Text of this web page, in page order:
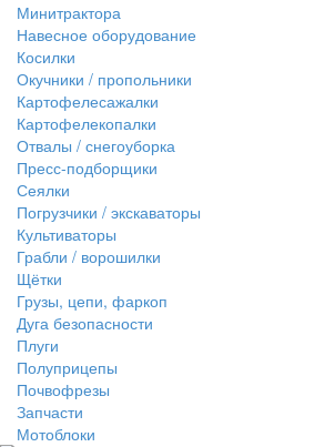
Минитрактора
Навесное оборудование
Косилки
Окучники / пропольники
Картофелесажалки
Картофелекопалки
Отвалы / снегоуборка
Пресс-подборщики
Сеялки
Погрузчики / экскаваторы
Культиваторы
Грабли / ворошилки
Щётки
Грузы, цепи, фаркоп
Дуга безопасности
Плуги
Полуприцепы
Почвофрезы
Запчасти
Мотоблоки